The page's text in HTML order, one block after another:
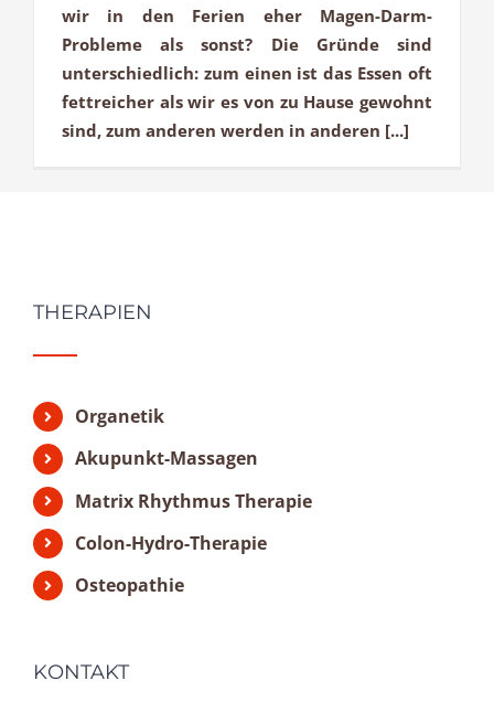
wir in den Ferien eher Magen-Darm-
Probleme als sonst? Die Gründe sind
unterschiedlich: zum einen ist das Essen oft
fettreicher als wir es von zu Hause gewohnt
sind, zum anderen werden in anderen [...]
THERAPIEN
Organetik
Akupunkt-Massagen
Matrix Rhythmus Therapie
Colon-Hydro-Therapie
Osteopathie
KONTAKT